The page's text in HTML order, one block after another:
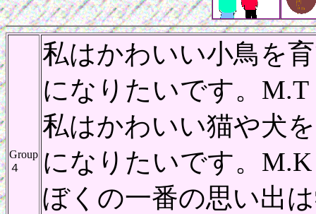
Group
４
私はかわいい小鳥を
になりたいです。M.T
私はかわいい猫や犬
になりたいです。M.K
ぼくの一番の思い出